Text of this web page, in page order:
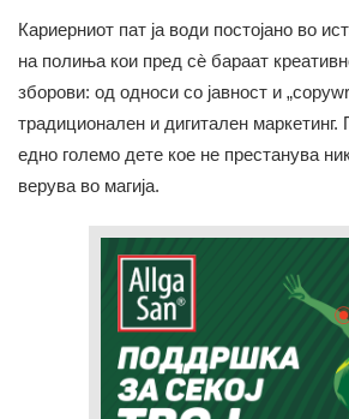
Кариерниот пат ја води постојано во
на полиња кои пред сѐ бараат
зборови: од односи со јавност и
традиционален и дигитален
едно големо дете кое не престанува
верува во магија.